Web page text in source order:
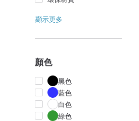
顯示更多
顏色
黑色
藍色
白色
綠色